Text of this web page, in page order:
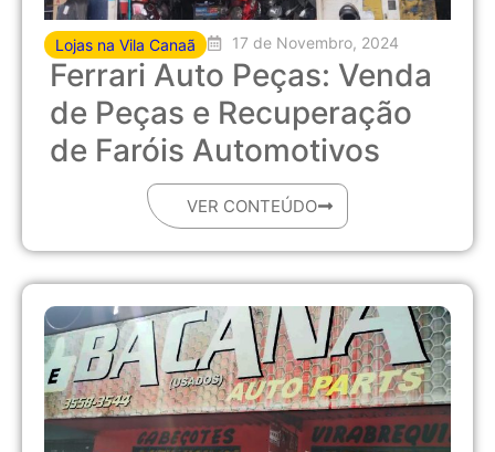
Lojas na Vila Canaã 17 de Novembro, 2024
Ferrari Auto Peças: Venda
de Peças e Recuperação
de Faróis Automotivos
VER CONTEÚDO